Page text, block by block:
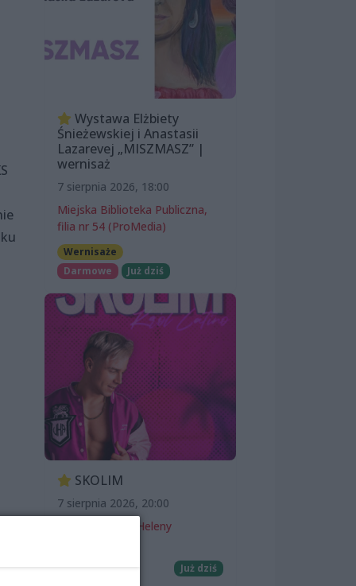
Wystawa Elżbiety
Śnieżewskiej i Anastasii
Lazarevej „MISZMASZ” |
wernisaż
7 sierpnia 2026, 18:00
Miejska Biblioteka Publiczna,
filia nr 54 (ProMedia)
Wernisaże
Darmowe
Już dziś
SKOLIM
7 sierpnia 2026, 20:00
Teatr Letni im. Heleny
Już dziś